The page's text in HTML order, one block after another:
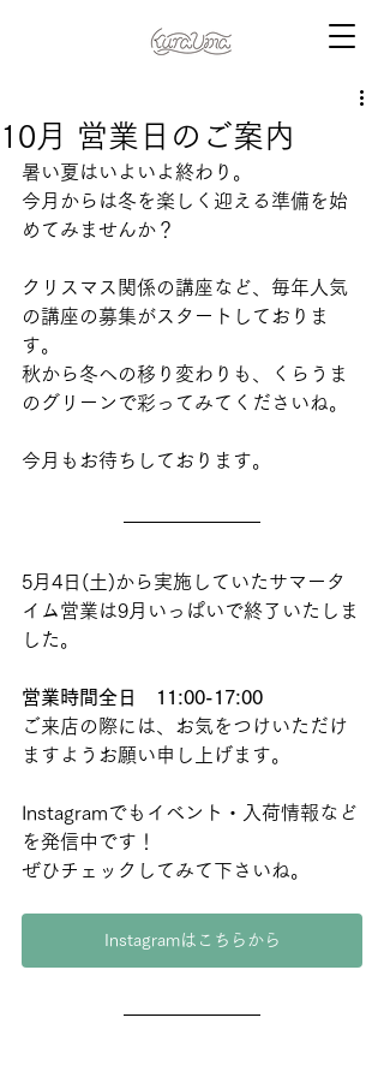
10月 営業日のご案内
暑い夏はいよいよ終わり。
今月からは冬を楽しく迎える準備を始
めてみませんか？
クリスマス関係の講座など、毎年人気
の講座の募集がスタートしておりま
す。
秋から冬への移り変わりも、くらうま
のグリーンで彩ってみてくださいね。
今月もお待ちしております。
5月4日(土)から実施していたサマータ
イム営業は9月いっぱいで終了いたしま
した。
営業時間全日　11:00-17:00
ご来店の際には、お気をつけいただけ
ますようお願い申し上げます。
Instagramでもイベント・入荷情報など
を発信中です！
ぜひチェックしてみて下さいね。
Instagramはこちらから